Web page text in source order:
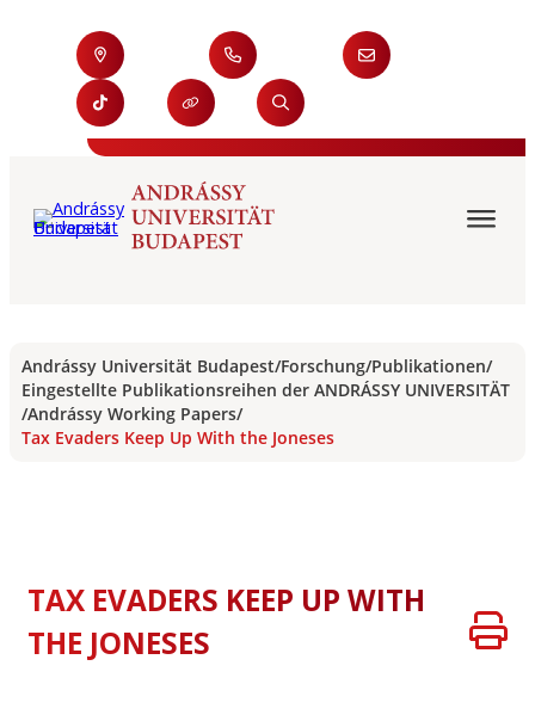
Andrássy Universität Budapest/Forschung/Publikationen/
Eingestellte Publikationsreihen der ANDRÁSSY UNIVERSITÄT
/Andrássy Working Papers/
Tax Evaders Keep Up With the Joneses
TAX EVADERS KEEP UP WITH
THE JONESES